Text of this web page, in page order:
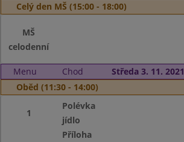
Celý den MŠ (15:00 - 18:00)
MŠ
celodenní
Menu Chod
Středa 3. 11. 2021
Oběd (11:30 - 14:00)
1
Polévka
jídlo
Příloha